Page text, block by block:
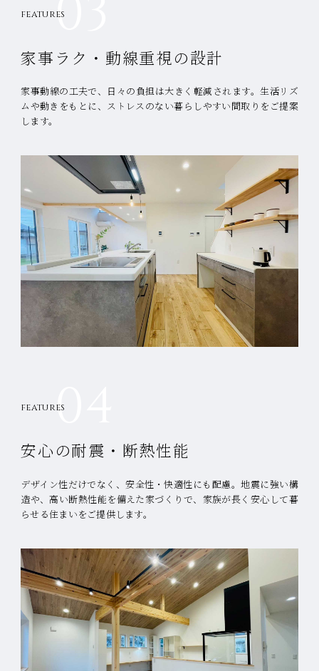
FEATURES03
家事ラク・動線重視の設計
家事動線の工夫で、日々の負担は大きく軽減されます。生活リズ
ムや動きをもとに、ストレスのない暮らしやすい間取りをご提案
します。
FEATURES04
安心の耐震・断熱性能
デザイン性だけでなく、安全性・快適性にも配慮。地震に強い構
造や、高い断熱性能を備えた家づくりで、家族が長く安心して暮
らせる住まいをご提供します。